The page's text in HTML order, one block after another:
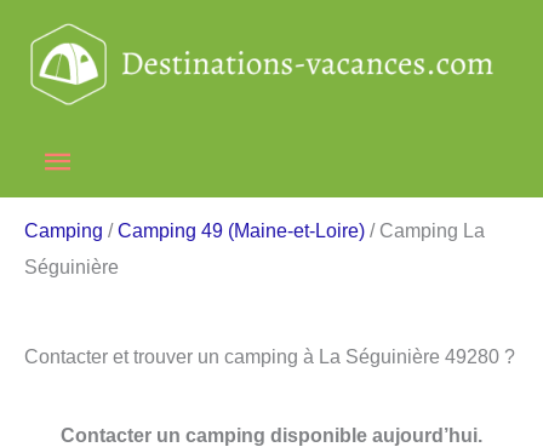
contenu
Menu
principal
Camping /Camping 49 (Maine-et-Loire) / Camping La
Séguinière
Contacter et trouver un camping à La Séguinière 49280 ?
Contacter un camping disponible aujourd’hui.